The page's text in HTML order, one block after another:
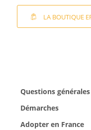
LA BOUTIQUE
Questions générales
Démarches
Adopter en France